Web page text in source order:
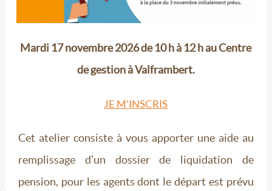
Mardi 17 novembre 2026 de 10 h à 12 h au Centre
de gestion à Valframbert.
JE M'INSCRIS
Cet atelier consiste à vous apporter une aide au
remplissage d’un dossier de liquidation de
pension, pour les agents dont le départ est prévu